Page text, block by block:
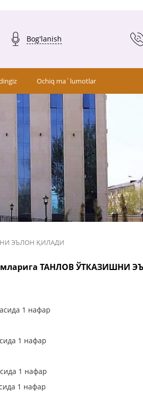
Bog'lanish
Ochiq ma`lumotlar
ЭЪЛОН ҚИЛАДИ
ТАНЛОВ ЎТКАЗИШНИ
1 нафар
1 нафар
1 нафар
1 нафар